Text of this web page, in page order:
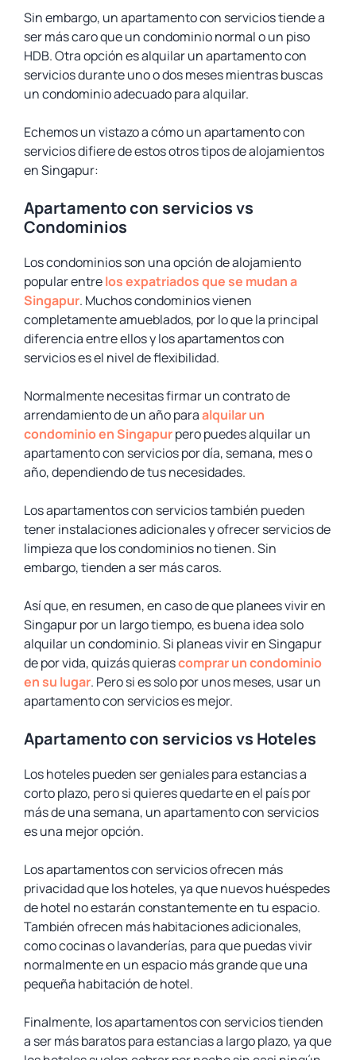
Sin embargo, un apartamento con servicios tiende a
ser más caro que un condominio normal o un piso
HDB. Otra opción es alquilar un apartamento con
servicios durante uno o dos meses mientras buscas
un condominio adecuado para alquilar.
Echemos un vistazo a cómo un apartamento con
servicios difiere de estos otros tipos de alojamientos
en Singapur:
Apartamento con servicios vs
Condominios
Los condominios son una opción de alojamiento
popular entrelos expatriados que se mudan a
Singapur. Muchos condominios vienen
completamente amueblados, por lo que la principal
diferencia entre ellos y los apartamentos con
servicios es el nivel de flexibilidad.
Normalmente necesitas firmar un contrato de
arrendamiento de un año paraalquilar un
condominio en Singapurpero puedes alquilar un
apartamento con servicios por día, semana, mes o
año, dependiendo de tus necesidades.
Los apartamentos con servicios también pueden
tener instalaciones adicionales y ofrecer servicios de
limpieza que los condominios no tienen. Sin
embargo, tienden a ser más caros.
Así que, en resumen, en caso de que planees vivir en
Singapur por un largo tiempo, es buena idea solo
alquilar un condominio. Si planeas vivir en Singapur
de por vida, quizás quierascomprar un condominio
en su lugar. Pero si es solo por unos meses, usar un
apartamento con servicios es mejor.
Apartamento con servicios vs Hoteles
Los hoteles pueden ser geniales para estancias a
corto plazo, pero si quieres quedarte en el país por
más de una semana, un apartamento con servicios
es una mejor opción.
Los apartamentos con servicios ofrecen más
privacidad que los hoteles, ya que nuevos huéspedes
de hotel no estarán constantemente en tu espacio.
También ofrecen más habitaciones adicionales,
como cocinas o lavanderías, para que puedas vivir
normalmente en un espacio más grande que una
pequeña habitación de hotel.
Finalmente, los apartamentos con servicios tienden
a ser más baratos para estancias a largo plazo, ya que